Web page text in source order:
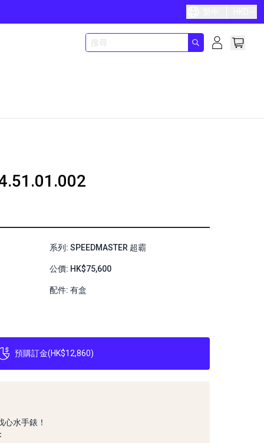
系列: SPEEDMASTER 超霸
公價: HK$75,600
配件: 有盒
預購訂金(HK$12,860)
水手錶！